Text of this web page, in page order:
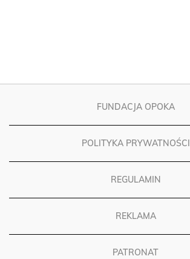
FUNDACJA OPOKA
POLITYKA PRYWATNOŚCI
REGULAMIN
REKLAMA
PATRONAT